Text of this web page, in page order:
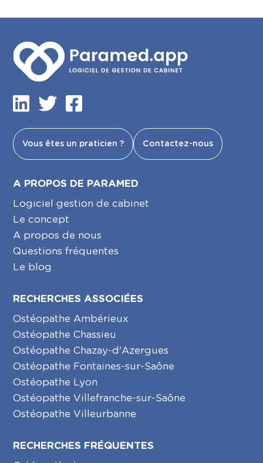
Vous êtes un praticien ? Contactez-nous
A PROPOS DE PARAMED
Logiciel gestion de cabinet
Le concept
A propos de nous
Questions fréquentes
Le blog
RECHERCHES ASSOCIÉES
Ostéopathe Ambérieux
Ostéopathe Chassieu
Ostéopathe Chazay-d'Azergues
Ostéopathe Fontaines-sur-Saône
Ostéopathe Lyon
Ostéopathe Villefranche-sur-Saône
Ostéopathe Villeurbanne
RECHERCHES FRÉQUENTES